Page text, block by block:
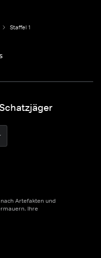
Staffel 1
Artefakten und
Ihre